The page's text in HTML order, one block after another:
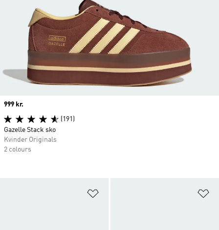
Price
999 kr.
(191)
Gazelle Stack sko
Kvinder Originals
2 colours